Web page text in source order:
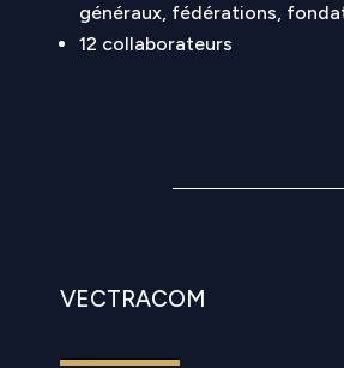
généraux, fédérations,
12 collaborateurs
VECTRACOM